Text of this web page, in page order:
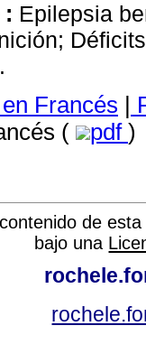
Epilepsia
Francés |
( pdf )
de
bajo una